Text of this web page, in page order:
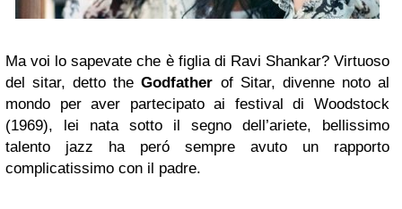
Ma voi lo sapevate che è figlia di Ravi Shankar? Virtuoso
del sitar, detto theGodfather of Sitar, divenne noto al
mondo per aver partecipato ai festival di Woodstock
(1969), lei nata sotto il segno dell’ariete, bellissimo
talento jazz ha peró sempre avuto un rapporto
complicatissimo con il padre.